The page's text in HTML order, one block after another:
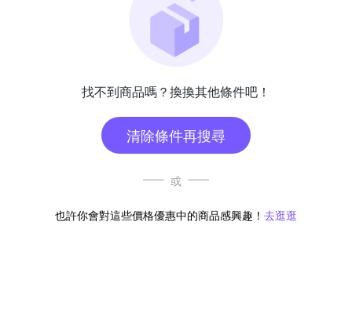
找不到商品嗎？換換其他條件吧！
清除條件再搜尋
或
也許你會對這些價格優惠中的商品感興趣！ 去逛逛